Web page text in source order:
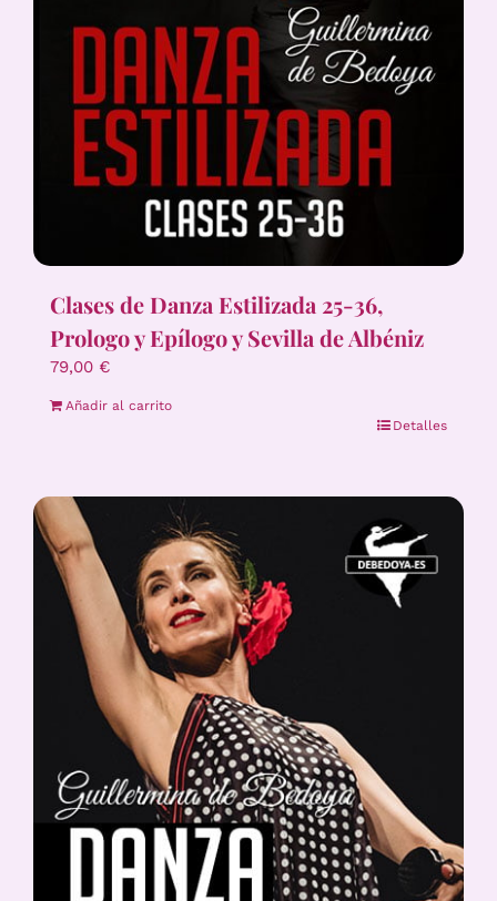
Clases de Danza Estilizada 25-36,
Prologo y Epílogo y Sevilla de Albéniz
79,00 €
Añadir al carrito
Detalles